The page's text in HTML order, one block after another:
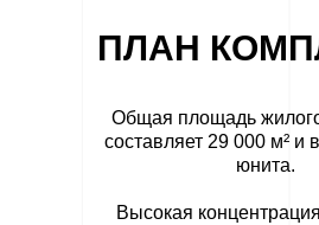
ПЛАН
Общая площадь
составляет 29 000 м² и
юнита.
Высокая